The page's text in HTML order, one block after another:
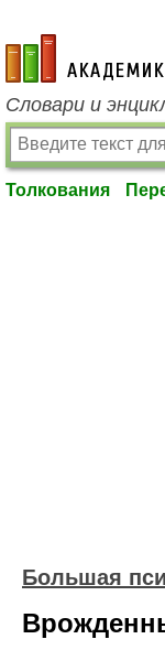
academic.ru
Словари и
Толкования
Большая